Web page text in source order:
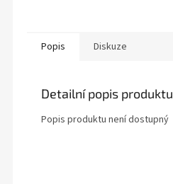
Popis Diskuze
Detailní popis produktu
Popis produktu není dostupný